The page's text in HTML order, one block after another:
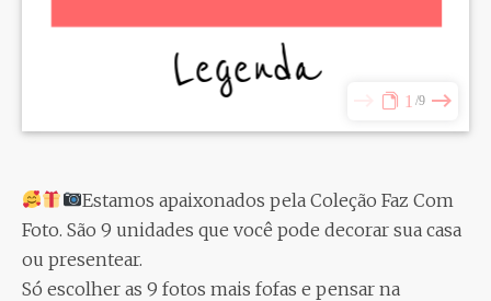
1 9
Estamos apaixonados pela Coleção Faz Com
Foto. São 9 unidades que você pode decorar sua casa
ou presentear.
Só escolher as 9 fotos mais fofas e pensar na